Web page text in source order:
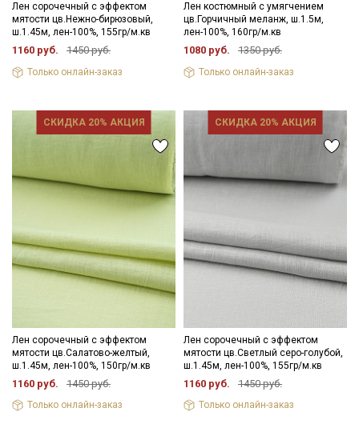
Лен сорочечный с эффектом
мятости цв.Нежно-бирюзовый,
ш.1.45м, лен-100%, 155гр/м.кв
1160 руб. 1450 руб.
Только онлайн-заказ
Лен костюмный с умягчением
цв.Горчичный меланж, ш.1.5м,
лен-100%, 160гр/м.кв
1080 руб. 1350 руб.
Только онлайн-заказ
СКИДКА 20% АКЦИЯ
Лен сорочечный с эффектом
мятости цв.Салатово-желтый,
ш.1.45м, лен-100%, 150гр/м.кв
1160 руб. 1450 руб.
Только онлайн-заказ
СКИДКА 20% АКЦИЯ
Лен сорочечный с эффектом
мятости цв.Светлый серо-голубой,
ш.1.45м, лен-100%, 155гр/м.кв
1160 руб. 1450 руб.
Только онлайн-заказ
Секретная рассылка от Купава
Мы публикуем здесь дополнительные
промокоды и скидки до 30% на узкие
категории тканей